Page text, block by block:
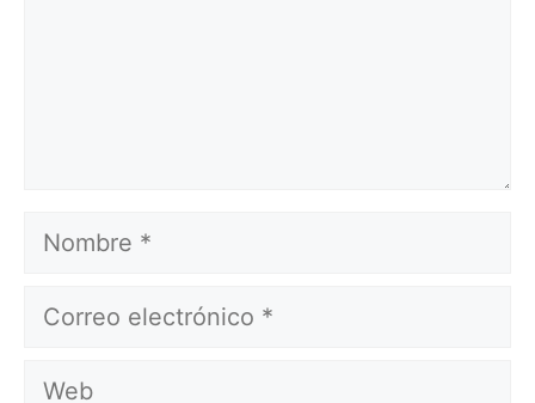
Nombre
Correo
Web